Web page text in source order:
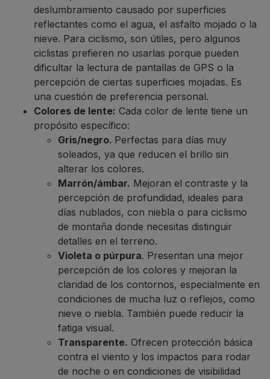
deslumbramiento causado por superficies
reflectantes como el agua, el asfalto mojado o la
nieve. Para ciclismo, son útiles, pero algunos
ciclistas prefieren no usarlas porque pueden
dificultar la lectura de pantallas de GPS o la
percepción de ciertas superficies mojadas. Es
una cuestión de preferencia personal.
Colores de lente: Cada color de lente tiene un
propósito específico:
Gris/negro. Perfectas para días muy
soleados, ya que reducen el brillo sin
alterar los colores.
Marrón/ámbar. Mejoran el contraste y la
percepción de profundidad, ideales para
días nublados, con niebla o para ciclismo
de montaña donde necesitas distinguir
detalles en el terreno.
Violeta o púrpura. Presentan una mejor
percepción de los colores y mejoran la
claridad de los contornos, especialmente en
condiciones de mucha luz o reflejos, como
nieve o niebla. También puede reducir la
fatiga visual.
Transparente. Ofrecen protección básica
contra el viento y los impactos para rodar
de noche o en condiciones de visibilidad